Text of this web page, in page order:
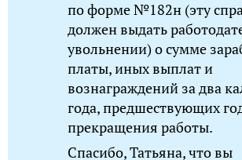
по форме №182н (эту
должен выдать
увольнении) о сумме
платы, иных выплат и
вознаграждений за два
года, предшествующих
прекращения работы.
Спасибо, Татьяна, что вы